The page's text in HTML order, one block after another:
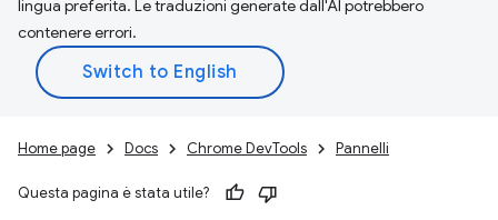
lingua preferita. Le traduzioni generate dall'AI potrebbero
contenere errori.
Home page Docs Chrome DevTools Pannelli
Questa pagina è stata utile?